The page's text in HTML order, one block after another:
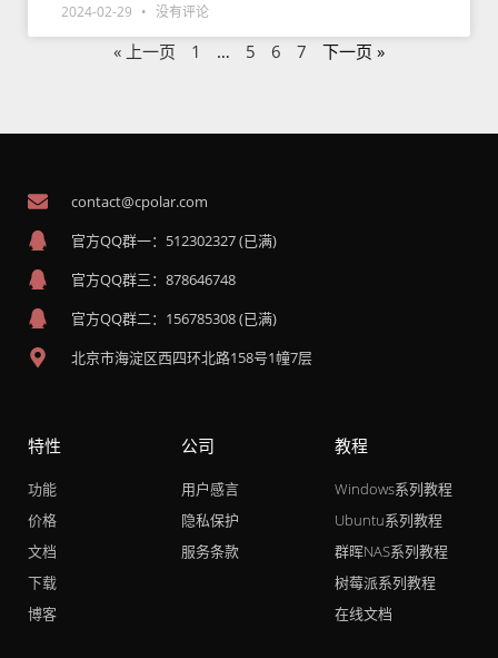
2024-02-29 没有评论
« 上一页 1 … 5 6 7 下一页 »
contact@cpolar.com
官方QQ群一：512302327 (已满)
官方QQ群三：878646748
官方QQ群二：156785308 (已满)
北京市海淀区西四环北路158号1幢7层
特性
功能
价格
文档
下载
博客
公司
用户感言
隐私保护
服务条款
教程
Windows系列教程
Ubuntu系列教程
群晖NAS系列教程
树莓派系列教程
在线文档